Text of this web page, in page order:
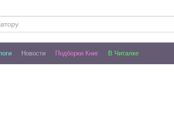
Новости Подборки Книг В Читалке